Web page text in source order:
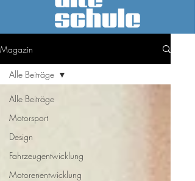
Magazin
Alle Beiträge
Motorsport
Design
Fahrzeugentwicklung
Motorenentwicklung
Alle Beiträge